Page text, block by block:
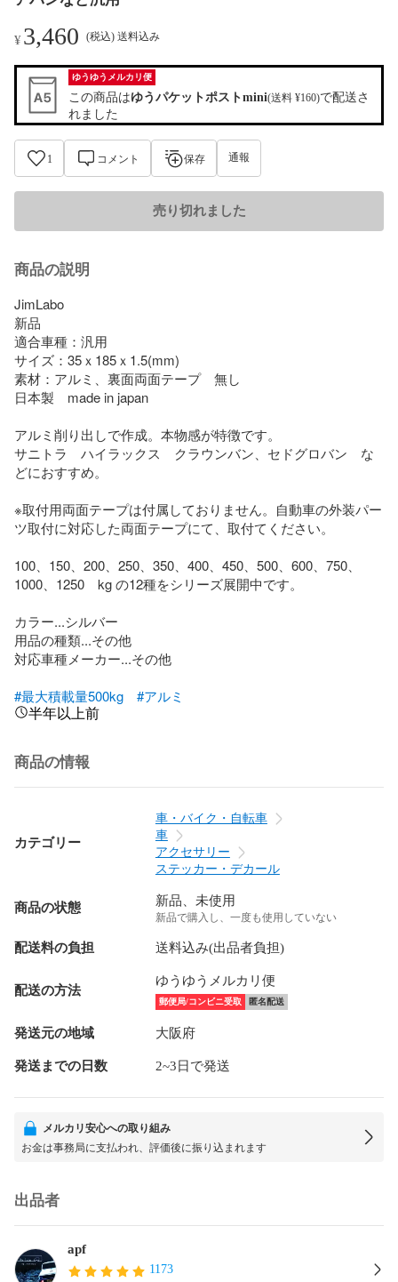
¥3,460 (税込) 送料込み
ゆうゆうメルカリ便
この商品はゆうパケットポストmini(送料 ¥160)で配送さ
れました
1 コメント 保存 通報
売り切れました
商品の説明
JimLabo
新品
適合車種：汎用
サイズ：35ｘ185ｘ1.5(mm)
素材：アルミ、裏面両面テープ　無し
日本製　made in japan
アルミ削り出しで作成。本物感が特徴です。
サニトラ　ハイラックス　クラウンバン、セドグロバン　な
どにおすすめ。
※取付用両面テープは付属しておりません。自動車の外装パー
ツ取付に対応した両面テープにて、取付てください。
100、150、200、250、350、400、450、500、600、750、
1000、1250　kg の12種をシリーズ展開中です。
カラー...シルバー
用品の種類...その他
対応車種メーカー...その他
#最大積載量500kg
#アルミ
半年以上前
商品の情報
カテゴリー
車・バイク・自転車
車
アクセサリー
ステッカー・デカール
商品の状態 新品、未使用
新品で購入し、一度も使用していない
配送料の負担 送料込み(出品者負担)
配送の方法
ゆうゆうメルカリ便
郵便局/コンビニ受取 匿名配送
発送元の地域 大阪府
発送までの日数 2~3日で発送
メルカリ安心への取り組み
お金は事務局に支払われ、評価後に振り込まれます
出品者
apf
1173